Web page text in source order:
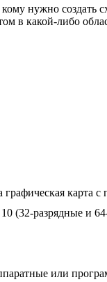
нужно
в какой-либо
графическая карта
(32-разрядные и
или